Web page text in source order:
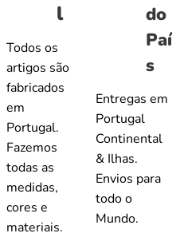
l
Todos os
artigos são
fabricados
em
Portugal.
Fazemos
todas as
medidas,
cores e
materiais.
do
Paí
s
Entregas em
Portugal
Continental
& Ilhas.
Envios para
todo o
Mundo.